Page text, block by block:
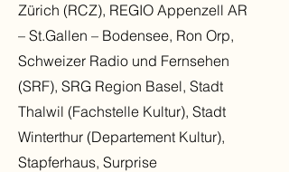
Zürich (RCZ), REGIO Appenzell AR
– St.Gallen – Bodensee, Ron Orp,
Schweizer Radio und Fernsehen
(SRF), SRG Region Basel, Stadt
Thalwil (Fachstelle Kultur), Stadt
Winterthur (Departement Kultur),
Stapferhaus, Surprise